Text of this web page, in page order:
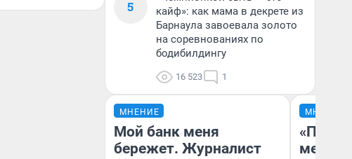
5
кайф»: как мама в декрете из
Барнаула завоевала золото
на соревнованиях по
бодибилдингу
16 523 1
МНЕНИЕ
Мой банк меня
бережет. Журналист
МНЕНИЕ